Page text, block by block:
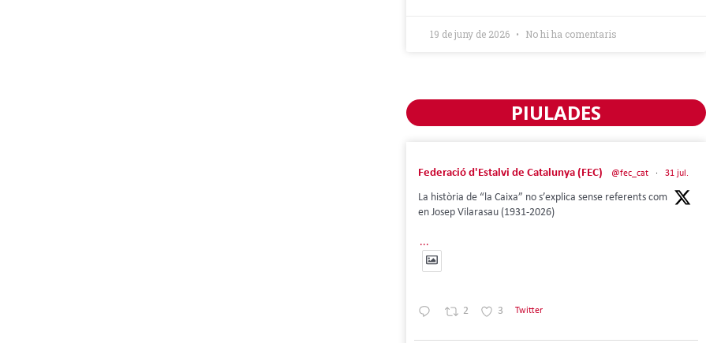
19 de juny de 2026 No hi ha comentaris
PIULADES
Federació d'Estalvi de Catalunya (FEC) @fec_cat · 31 jul.
La història de “la Caixa” no s’explica sense referents com
en Josep Vilarasau (1931-2026)
...
2 3 Twitter